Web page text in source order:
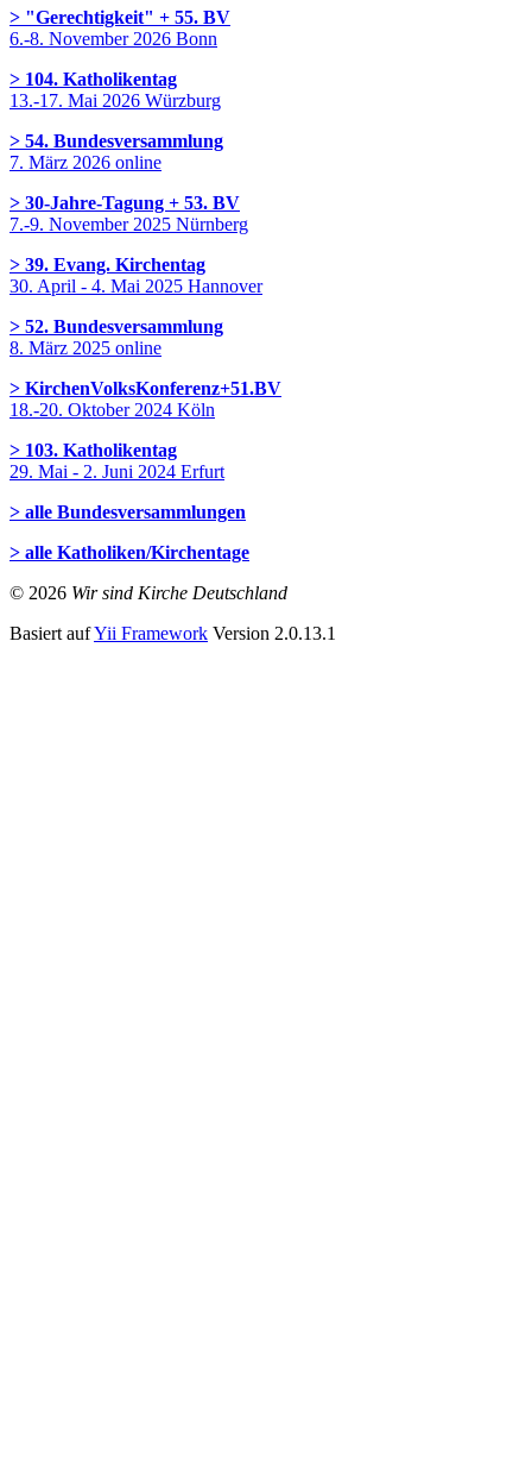
> "Gerechtigkeit" + 55. BV
6.-8. November 2026 Bonn
> 104. Katholikentag
13.-17. Mai 2026 Würzburg
> 54. Bundesversammlung
7. März 2026 online
> 30-Jahre-Tagung + 53. BV
7.-9. November 2025 Nürnberg
> 39. Evang. Kirchentag
30. April - 4. Mai 2025 Hannover
> 52. Bundesversammlung
8. März 2025 online
> KirchenVolksKonferenz+51.BV
18.-20. Oktober 2024 Köln
> 103. Katholikentag
29. Mai - 2. Juni 2024 Erfurt
> alle Bundesversammlungen
> alle Katholiken/Kirchentage
© 2026 Wir sind Kirche Deutschland
Basiert aufYii Framework Version 2.0.13.1